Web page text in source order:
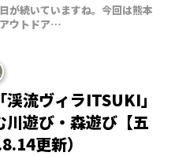
が続いていますね。今回は熊本
ウトドア…
流ヴィラITSUKI」
川遊び・森遊び【五
更新）